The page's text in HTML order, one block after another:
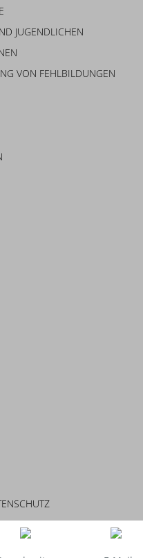
JUGENDLICHEN
VON FEHLBILDUNGEN